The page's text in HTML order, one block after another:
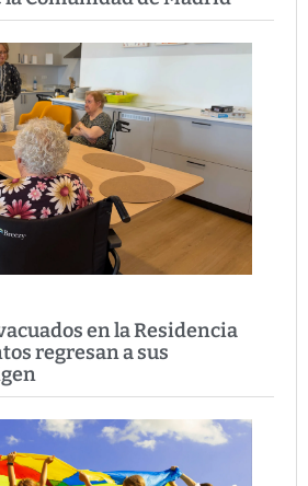
en la Residencia
regresan a sus